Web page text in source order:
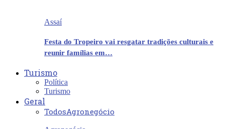
Assaí
Festa do Tropeiro vai resgatar tradições culturais e
reunir famílias em…
Turismo
Política
Turismo
Geral
TodosAgronegócio